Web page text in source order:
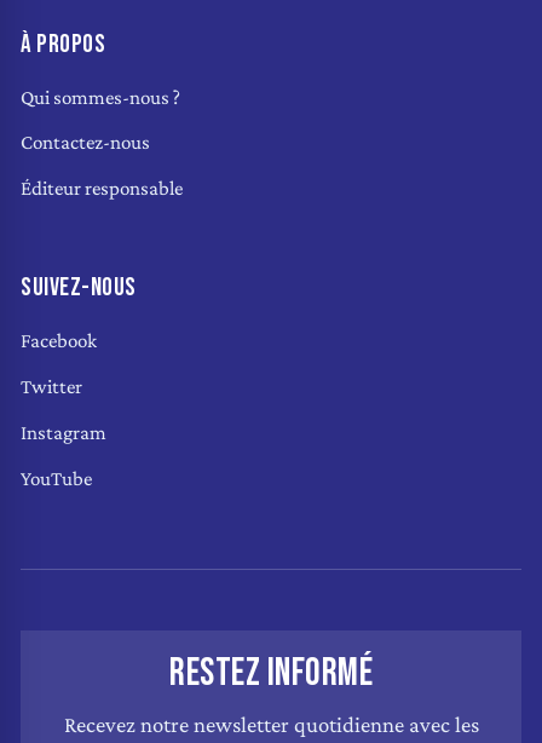
À PROPOS
Qui sommes-nous ?
Contactez-nous
Éditeur responsable
SUIVEZ-NOUS
Facebook
Twitter
Instagram
YouTube
RESTEZ INFORMÉ
Recevez notre newsletter quotidienne avec les